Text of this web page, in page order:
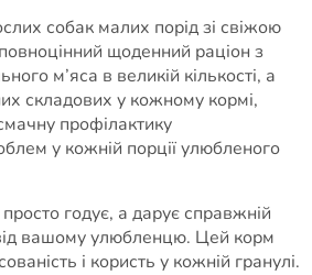
собак малих порід зі свіжою
щоденний раціон з
м’яса в великій кількості, а
складових у кожному кормі,
профілактику
у кожній порції улюбленого
годує, а дарує справжній
вашому улюбленцю. Цей корм
і користь у кожній гранулі.